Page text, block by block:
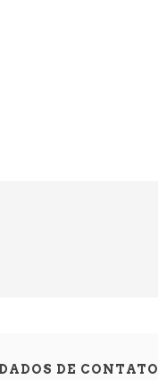
DADOS DE CONTATO